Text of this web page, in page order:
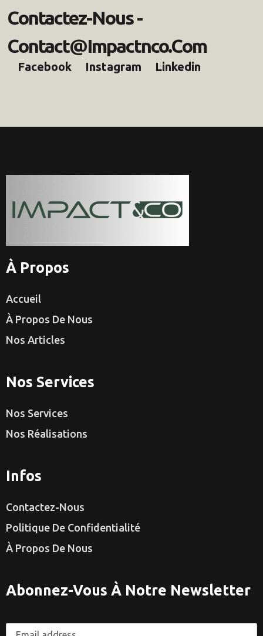
Contactez-Nous -
Contact@impactnco.com
Facebook Instagram Linkedin
À Propos
Accueil
À Propos De Nous
Nos Articles
Nos Services
Nos Services
Nos Réalisations
Infos
Contactez-Nous
Politique De Confidentialité
À Propos De Nous
Abonnez-Vous À Notre Newsletter